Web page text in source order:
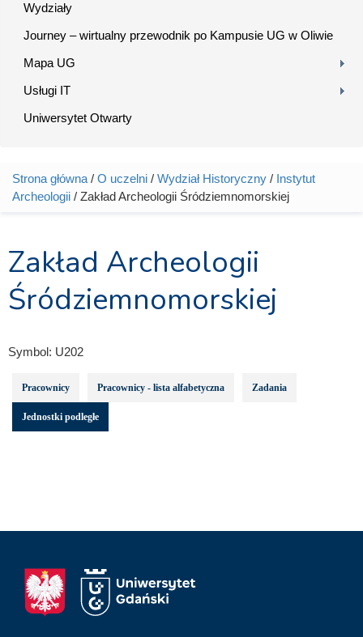
Wydziały
Journey – wirtualny przewodnik po Kampusie UG w Oliwie
Mapa UG
Usługi IT
Uniwersytet Otwarty
Jesteś tutaj
Strona główna / O uczelni / Wydział Historyczny / Instytut
Archeologii / Zakład Archeologii Śródziemnomorskiej
Zakład Archeologii
Śródziemnomorskiej
Symbol: U202
Pracownicy Pracownicy - lista alfabetyczna Zadania
Jednostki podległe